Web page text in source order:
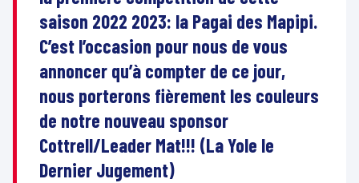
saison 2022 2023: la Pagai des Mapipi.
C’est l’occasion pour nous de vous
annoncer qu’à compter de ce jour,
nous porterons fièrement les couleurs
de notre nouveau sponsor
Cottrell/Leader Mat!!! (La Yole le
Dernier Jugement)